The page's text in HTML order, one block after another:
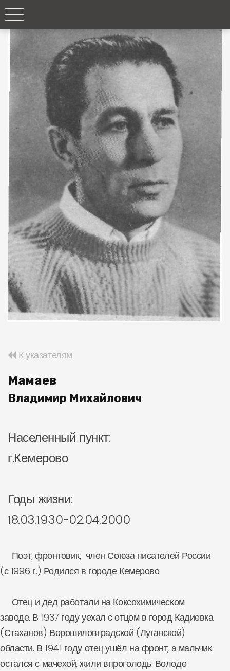
К указателям
Мамаев
Владимир Михайлович
Населенный пункт:
г.Кемерово
Годы жизни:
18.03.1930-02.04.2000
Поэт, фронтовик, член Союза писателей России
(с 1996 г.) Родился в городе Кемерово.
Отец и дед работали на Коксохимическом
заводе. В 1937 году уехал с отцом в город Кадиевка
(Стаханов) Ворошиловградской (Луганской)
области. В 1941 году отец ушёл на фронт, а мальчик
остался с мачехой, жили впроголодь. Володе